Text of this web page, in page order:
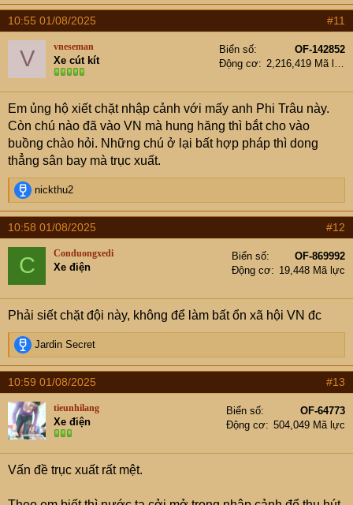
10:55 01/08/2025 #11
V vneseman
Xe cút kít
Biển số
OF-142852
Động cơ
Em ủng hộ xiết chặt nhập cảnh với mấy anh Phi Trâu này.
Còn chú nào đã vào VN mà hung hăng thì bắt cho vào
buồng chào hỏi. Những chú ở lại bất hợp pháp thì dong
thẳng sân bay mà trục xuất.
R
e
a
c
t
i
o
n
s
nickthu2
10:58 01/08/2025 #12
C Conduongxedi
Xe điện
Biển số
OF-869992
Động cơ
19,448 Mã lực
Phải siết chặt đội này, không để làm bất ổn xã hội VN đc
R
e
a
c
t
i
o
n
s
:
Jardin Secret
10:59 01/08/2025 #13
tieunhilang
Xe điện
Biển số
OF-64773
Động cơ
504,049 Mã lực
Vấn đề trục xuất rất mệt.